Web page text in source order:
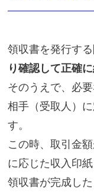
領収書を発行す
り確認して正確
そのうえで、必
相手（受取人）
す。
この時、取引金
に応じた収入印紙
領収書が完成し